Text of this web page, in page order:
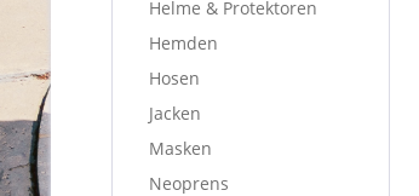
Helme & Protektoren
Hemden
Hosen
Jacken
Masken
Neoprens